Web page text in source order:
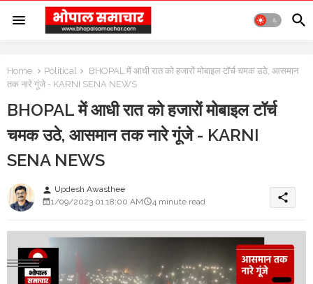
Home Political
BHOPAL में आधी रात को हजारों मोबाइल टॉर्च चमक उठे, आसमान
तक नारे गूंजे - KARNI SENA NEWS
BHOPAL में आधी रात को हजारों मोबाइल टॉर्च
चमक उठे, आसमान तक नारे गूंजे - KARNI
SENA NEWS
person Updesh Awasthee
1/09/2023 01:18:00 AM
4 minute read share